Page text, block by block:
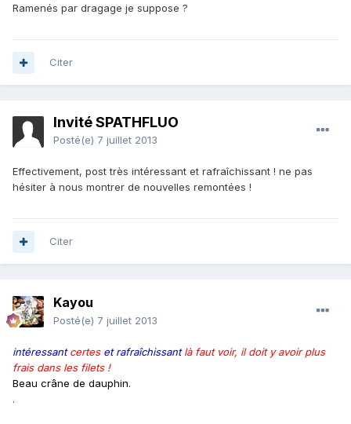
Ramenés par dragage je suppose ?
Citer
Invité SPATHFLUO
Posté(e) 7 juillet 2013
Effectivement, post très intéressant et rafraîchissant ! ne pas
hésiter à nous montrer de nouvelles remontées !
Citer
Kayou
Posté(e) 7 juillet 2013
intéressantcerteset rafraîchissantlà faut voir, il doit y avoir plus
frais dans les filets !
Beau crâne de dauphin.
.